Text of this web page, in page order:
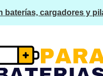
baterías, cargadores y